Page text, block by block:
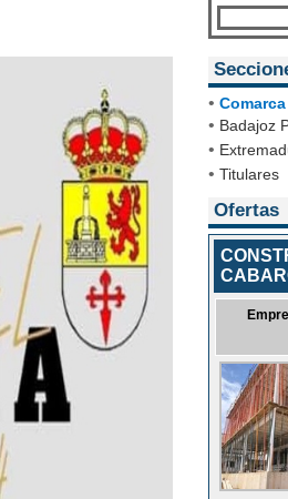
• Comarca
• Badajoz
•
• Titulares
Ofertas